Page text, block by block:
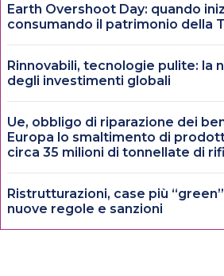
Earth Overshoot Day: quando
consumando il patrimonio della
Rinnovabili, tecnologie pulite: la
degli investimenti globali
Ue, obbligo di riparazione dei
Europa lo smaltimento di
circa 35 milioni di tonnellate di
Ristrutturazioni, case più
nuove regole e sanzioni